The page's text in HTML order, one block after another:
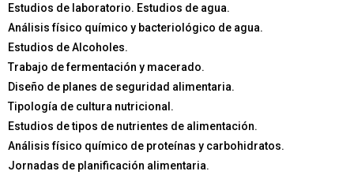
Estudios de laboratorio. Estudios de agua.
Análisis físico químico y bacteriológico de agua.
Estudios de Alcoholes.
Trabajo de fermentación y macerado.
Diseño de planes de seguridad alimentaria.
Tipología de cultura nutricional.
Estudios de tipos de nutrientes de alimentación.
Análisis físico químico de proteínas y carbohidratos.
Jornadas de planificación alimentaria.